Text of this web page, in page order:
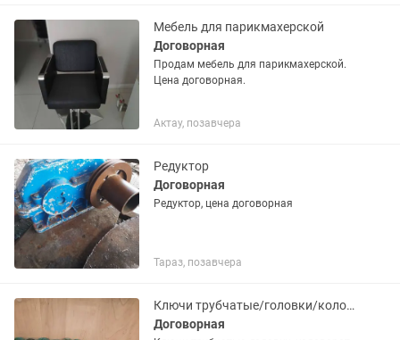
600Вт. Количество...
Мебель для парикмахерской
Договорная
Продам мебель для парикмахерской.
Цена договорная.
Актау, позавчера
Редуктор
Договорная
Редуктор, цена договорная
Тараз, позавчера
Ключи трубчатые/головки/коловорот СССР и другое.
Договорная